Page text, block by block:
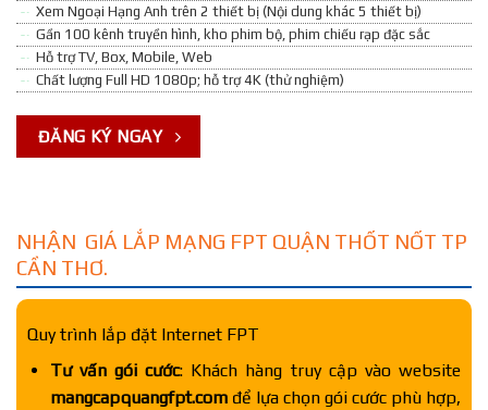
Xem Ngoại Hạng Anh trên 2 thiết bị (Nội dung khác 5 thiết bị)
Gần 100 kênh truyền hình, kho phim bộ, phim chiếu rạp đặc sắc
Hỗ trợ TV, Box, Mobile, Web
Chất lượng Full HD 1080p; hỗ trợ 4K (thử nghiệm)
ĐĂNG KÝ NGAY
NHẬN GIÁ LẮP MẠNG FPT QUẬN THỐT NỐT TP
CẦN THƠ.
Quy trình lắp đặt Internet FPT
Tư vấn gói cước: Khách hàng truy cập vào website
mangcapquangfpt.comđể lựa chọn gói cước phù hợp,